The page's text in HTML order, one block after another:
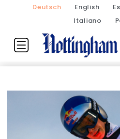
Deutsch English
Italiano